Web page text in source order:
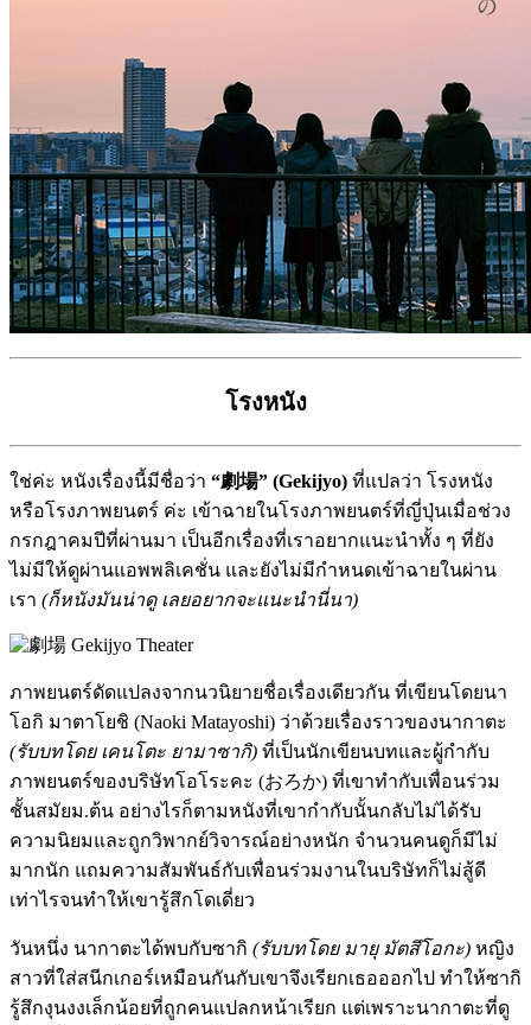
โรงหนัง
ใช่ค่ะ หนังเรื่องนี้มีชื่อว่า “劇場” (Gekijyo) ที่แปลว่า โรงหนัง
หรือโรงภาพยนตร์ ค่ะ เข้าฉายในโรงภาพยนตร์ที่ญี่ปุ่นเมื่อช่วง
กรกฎาคมปีที่ผ่านมา เป็นอีกเรื่องที่เราอยากแนะนำทั้ง ๆ ที่ยัง
ไม่มีให้ดูผ่านแอพพลิเคชั่น และยังไม่มีกำหนดเข้าฉายในผ่าน
เรา (ก็หนังมันน่าดู เลยอยากจะแนะนำนี่นา)
ภาพยนตร์ดัดแปลงจากนวนิยายชื่อเรื่องเดียวกัน ที่เขียนโดยนา
โอกิ มาตาโยชิ (Naoki Matayoshi) ว่าด้วยเรื่องราวของนากาตะ
(รับบทโดย เคนโตะ ยามาซากิ) ที่เป็นนักเขียนบทและผู้กำกับ
ภาพยนตร์ของบริษัทโอโระคะ (おろか) ที่เขาทำกับเพื่อนร่วม
ชั้นสมัยม.ต้น อย่างไรก็ตามหนังที่เขากำกับนั้นกลับไม่ได้รับ
ความนิยมและถูกวิพากย์วิจารณ์อย่างหนัก จำนวนคนดูก็มีไม่
มากนัก แถมความสัมพันธ์กับเพื่อนร่วมงานในบริษัทก็ไม่สู้ดี
เท่าไรจนทำให้เขารู้สึกโดเดี่ยว
วันหนึ่ง นากาตะได้พบกับซากิ (รับบทโดย มายุ มัตสึโอกะ) หญิง
สาวที่ใส่สนีกเกอร์เหมือนกันกับเขาจึงเรียกเธอออกไป ทำให้ซากิ
รู้สึกงุนงงเล็กน้อยที่ถูกคนแปลกหน้าเรียก แต่เพราะนากาตะที่ดู